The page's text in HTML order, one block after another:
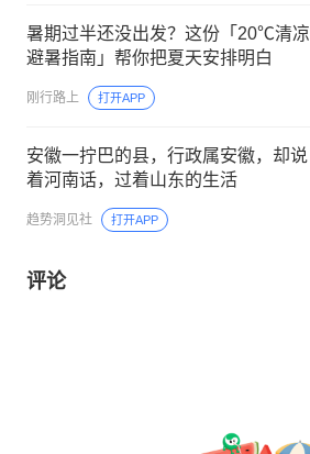
暑期过半还没出发？这份「20℃清凉
避暑指南」帮你把夏天安排明白
刚行路上 打开APP
安徽一拧巴的县，行政属安徽，却说
着河南话，过着山东的生活
趋势洞见社 打开APP
评论